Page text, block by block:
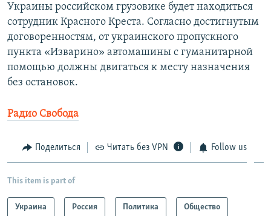
Украины российском грузовике будет находиться
сотрудник Красного Креста. Согласно достигнутым
договоренностям, от украинского пропускного
пункта «Изварино» автомашины с гуманитарной
помощью должны двигаться к месту назначения
без остановок.
Радио Свобода
Поделиться Читать без VPN Follow us
This item is part of
Украина Россия Политика Общество